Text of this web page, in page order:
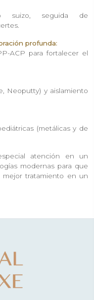
suizo, seguida de
profunda:
ACP para fortalecer el
Neoputty) y aislamiento
(metálicas y de
atención en un
modernas para que
tratamiento en un